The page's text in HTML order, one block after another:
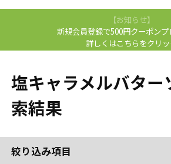
【お知らせ】
新規会員登録で500円クーポンプ
詳しくはこちらをクリ
塩キャラメルバター
索結果
絞り込み項目